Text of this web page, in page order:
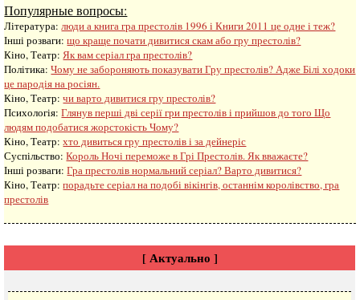
Популярные вопросы:
Література:люди а книга гра престолів 1996 і Книги 2011 це одне і теж?
Інші розваги: ​​що краще почати дивитися скам або гру престолів?
Кіно, Театр:Як вам серіал гра престолів?
Політика:Чому не забороняють показувати Гру престолів? Адже Білі ходоки
це пародія на росіян.
Кіно, Театр:чи варто дивитися гру престолів?
Психологія:Глянув перші дві серії гри престолів і прийшов до того Що
людям подобатися жорстокість Чому?
Кіно, Театр:хто дивиться гру престолів і за дейнеріс
Суспільство:Король Ночі переможе в Грі Престолів. Як вважаєте?
Інші розваги: ​​Гра престолів нормальний серіал? Варто дивитися?
Кіно, Театр:порадьте серіал на подобі вікінгів, останнім королівство, гра
престолів
[ Актуально ]